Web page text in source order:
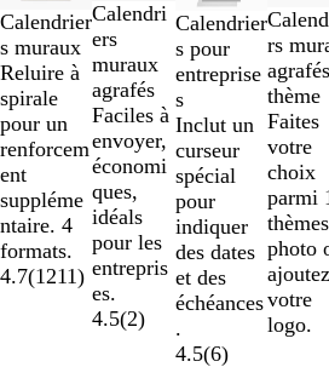
Calendrier
s muraux
Reluire à
spirale
pour un
renforcem
ent
suppléme
ntaire. 4
formats.
4.7(1211)
Calendri
ers
muraux
agrafés
Faciles à
envoyer,
économi
ques,
idéals
pour les
entrepris
es.
4.5(2)
Calendrier
s pour
entreprise
s
Inclut un
curseur
spécial
pour
indiquer
des dates
et des
échéances
.
4.5(6)
rs
thème
Faites
votre
choix
parmi
thèmes
photo
ajoutez
votre
logo.
sur
6